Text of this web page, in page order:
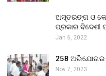
ଅସ୍ତରଙ୍ଗ ଓ
ପ୍ରକାର ବିଦେଶୀ
Jan 6, 2022
258 ଅଭିଯୋଗର
Nov 7, 2023